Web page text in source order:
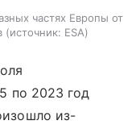
частях Европы от
источник: ESA
по 2023 год
из-